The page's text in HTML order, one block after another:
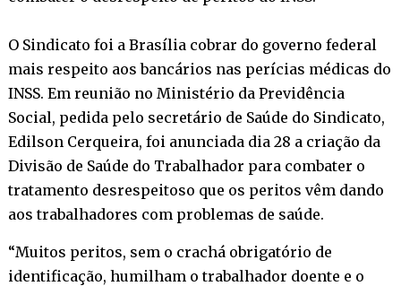
O Sindicato foi a Brasília cobrar do governo federal
mais respeito aos bancários nas perícias médicas do
INSS. Em reunião no Ministério da Previdência
Social, pedida pelo secretário de Saúde do Sindicato,
Edilson Cerqueira, foi anunciada dia 28 a criação da
Divisão de Saúde do Trabalhador para combater o
tratamento desrespeitoso que os peritos vêm dando
aos trabalhadores com problemas de saúde.
“Muitos peritos, sem o crachá obrigatório de
identificação, humilham o trabalhador doente e o